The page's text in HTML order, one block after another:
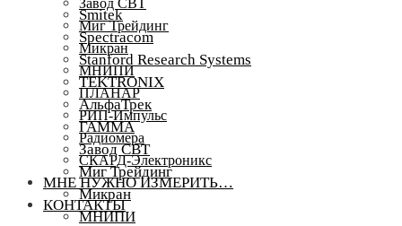
Завод СВТ
Миг Трейдинг
Микран
МНИПИ
ПЛАНАР
РИП-Импульс
Радиомера
СКАРД-Электроникс
МНЕ НУЖНО ИЗМЕРИТЬ…
КОНТАКТЫ
Smitek
Spectracom
Stanford Research Systems
TEKTRONIX
АльфаТрек
ГАММА
Завод СВТ
Миг Трейдинг
Микран
МНИПИ